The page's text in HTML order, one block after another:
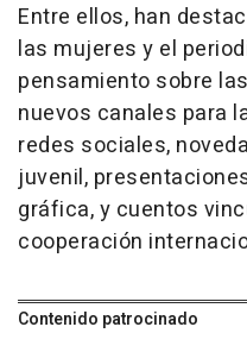
Entre ellos, han
las mujeres y el
pensamiento sobre
nuevos canales para
redes sociales,
juvenil,
gráfica, y cuentos
cooperación
Contenido patrocinado